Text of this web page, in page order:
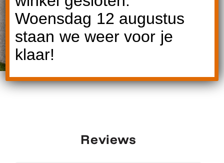
Reviews
Woensdag 12 augustus
staan we weer voor je
klaar!